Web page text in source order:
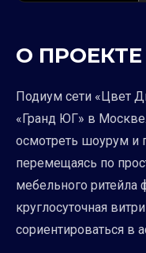
О ПРОЕКТЕ
Подиум сети «Цвет
«Гранд ЮГ» в
осмотреть шоурум и
перемещаясь по
мебельного ритейла
круглосуточная
сориентироваться в